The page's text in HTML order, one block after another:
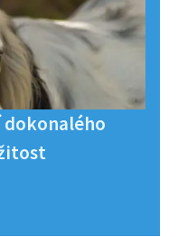
dokonalého